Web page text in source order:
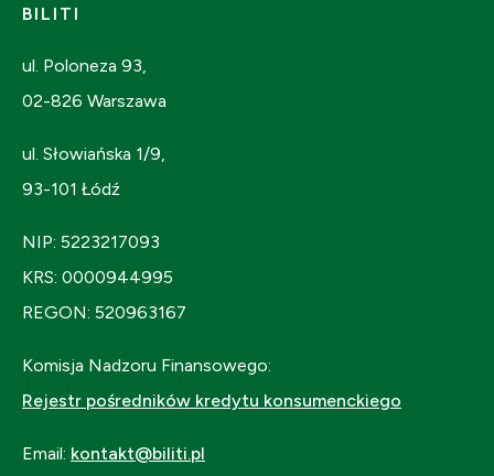
BILITI
ul. Poloneza 93,
02-826 Warszawa
ul. Słowiańska 1/9,
93-101 Łódź
NIP: 5223217093
KRS: 0000944995
REGON: 520963167
Komisja Nadzoru Finansowego:
Rejestr pośredników kredytu konsumenckiego
Email: kontakt@biliti.pl